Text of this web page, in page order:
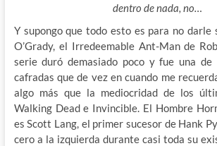
dentro de nada, no…
Y supongo que todo esto es para no darle
O’Grady, el Irredeemable Ant-Man de
serie duró demasiado poco y fue una de
cafradas que de vez en cuando me
algo más que la mediocridad de los
Walking Dead e Invincible. El Hombre
es Scott Lang, el primer sucesor de Hank
cero a la izquierda durante casi toda su